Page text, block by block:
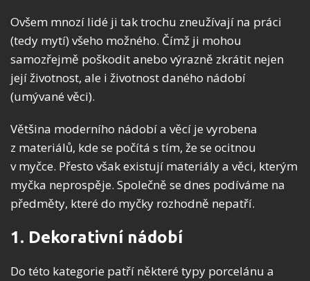
Ovšem mnozí lidé ji tak trochu zneužívají na práci
(tedy mytí) všeho možného. Čímž ji mohou
samozřejmě poškodit anebo výrazně zkrátit nejen
její životnost, ale i životnost daného nádobí
(umývané věci).
Většina moderního nádobí a věcí je vyrobena
z materiálů, kde se počítá s tím, že se ocitnou
v myčce. Přesto však existují materiály a věci, kterým
myčka neprospěje. Společně se dnes podíváme na
předměty, které do myčky rozhodně nepatří.
1. Dekorativní nádobí
Do této kategorie patří některé typy porcelánu a